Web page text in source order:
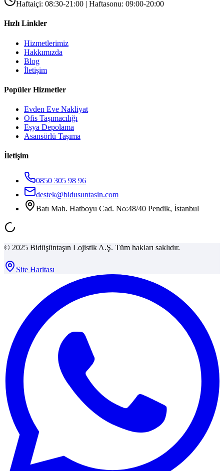
Haftaiçi: 08:30-21:00 | Haftasonu: 09:00-20:00
Hızlı Linkler
Hizmetlerimiz
Hakkımızda
Blog
İletişim
Popüler Hizmetler
Evden Eve Nakliyat
Ofis Taşımacılığı
Eşya Depolama
Asansörlü Taşıma
İletişim
0850 305 98 96
destek@bidusuntasin.com
Batı Mah. Hatboyu Cad. No:48/40 Pendik, İstanbul
© 2025 Bidüşüntaşın Lojistik A.Ş. Tüm hakları saklıdır.
Site Haritası